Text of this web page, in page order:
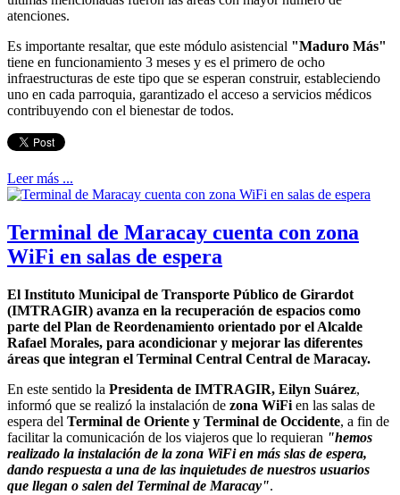
atenciones.
Es importante resaltar, que este módulo asistencial "Maduro Más"
tiene en funcionamiento 3 meses y es el primero de ocho
infraestructuras de este tipo que se esperan construir, estableciendo
uno en cada parroquia, garantizado el acceso a servicios médicos
contribuyendo con el bienestar de todos.
Leer más ...
Terminal de Maracay cuenta con zona
WiFi en salas de espera
El Instituto Municipal de Transporte Público de Girardot
(IMTRAGIR) avanza en la recuperación de espacios como
parte del Plan de Reordenamiento orientado por el Alcalde
Rafael Morales, para acondicionar y mejorar las diferentes
áreas que integran el Terminal Central Central de Maracay.
En este sentido la Presidenta de IMTRAGIR, Eilyn Suárez,
informó que se realizó la instalación de zona WiFi en las salas de
espera del Terminal de Oriente y Terminal de Occidente, a fin de
facilitar la comunicación de los viajeros que lo requieran "hemos
realizado la instalación de la zona WiFi en más slas de espera,
dando respuesta a una de las inquietudes de nuestros usuarios
que llegan o salen del Terminal de Maracay".